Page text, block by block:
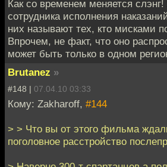
Как со временем меняется
сотрудника исполнения
них называют тех, кто мисками
Впрочем, не факт, что оно
может быть только в одном
Brutanez »
#148 | 07.04.10 03:33
Кому: Zakharoff, #144
> > Что вы от этого фильма
поголовное расстройство